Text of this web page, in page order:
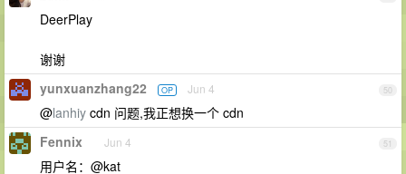
DeerPlay
谢谢
50
yunxuanzhang22 OP Jun 4
@lanhiy cdn 问题,我正想换一个 cdn
51
Fennix Jun 4
用户名：@kat